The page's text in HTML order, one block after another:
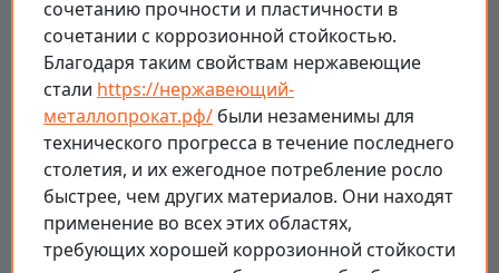
сочетанию прочности и пластичности в
сочетании с коррозионной стойкостью.
Благодаря таким свойствам нержавеющие
стали https://нержавеющий-
металлопрокат.рф/ были незаменимы для
технического прогресса в течение последнего
столетия, и их ежегодное потребление росло
быстрее, чем других материалов. Они находят
применение во всех этих областях,
требующих хорошей коррозионной стойкости